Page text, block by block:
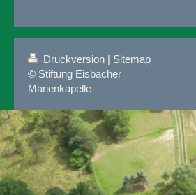
Druckversion | Sitemap
© Stiftung Eisbacher
Marienkapelle